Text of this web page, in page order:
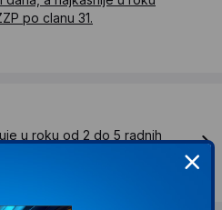
po clanu 31.
u roku od 2 do 5 radnih